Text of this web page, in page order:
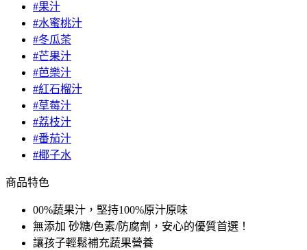
#果汁
#水蜜桃汁
#冬瓜茶
#芒果汁
#芭樂汁
#紅石榴汁
#草莓汁
#荔枝汁
#番茄汁
#椰子水
商品特色
00%蔬果汁，堅持100%原汁原味
無添加 砂糖/色素/防腐劑，安心的優質首選！
讓孩子輕鬆補充蔬果營養